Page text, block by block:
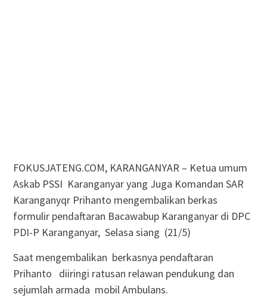
FOKUSJATENG.COM, KARANGANYAR – Ketua umum
Askab PSSI Karanganyar yang Juga Komandan SAR
Karanganyqr Prihanto mengembalikan berkas
formulir pendaftaran Bacawabup Karanganyar di DPC
PDI-P Karanganyar, Selasa siang (21/5)
Saat mengembalikan berkasnya pendaftaran
Prihanto diiringi ratusan relawan pendukung dan
sejumlah armada mobil Ambulans.